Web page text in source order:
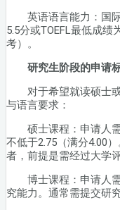
英语语言能力：国际
5.5分或TOEFL最低成
考）。
研究生阶段的申请
对于希望就读硕士或
与语言要求：
硕士课程：申请人需
不低于2.75（满分4.00
者，前提是需经过大学评
博士课程：申请人需
究能力。通常需提交研